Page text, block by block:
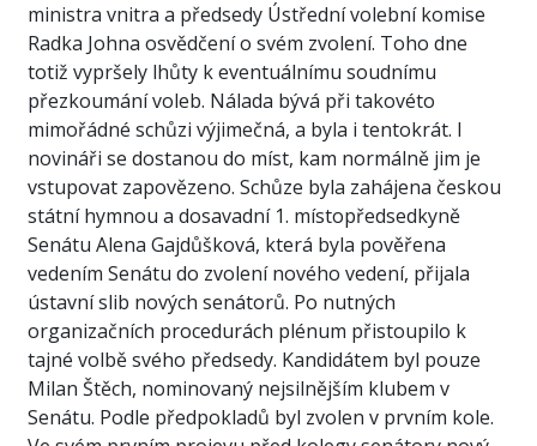
ministra vnitra a předsedy Ústřední volební komise
Radka Johna osvědčení o svém zvolení. Toho dne
totiž vypršely lhůty k eventuálnímu soudnímu
přezkoumání voleb. Nálada bývá při takovéto
mimořádné schůzi výjimečná, a byla i tentokrát. I
novináři se dostanou do míst, kam normálně jim je
vstupovat zapovězeno. Schůze byla zahájena českou
státní hymnou a dosavadní 1. místopředsedkyně
Senátu Alena Gajdůšková, která byla pověřena
vedením Senátu do zvolení nového vedení, přijala
ústavní slib nových senátorů. Po nutných
organizačních procedurách plénum přistoupilo k
tajné volbě svého předsedy. Kandidátem byl pouze
Milan Štěch, nominovaný nejsilnějším klubem v
Senátu. Podle předpokladů byl zvolen v prvním kole.